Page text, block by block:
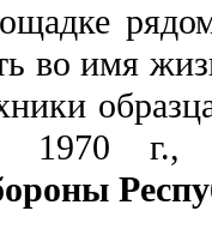
во имя
г.,